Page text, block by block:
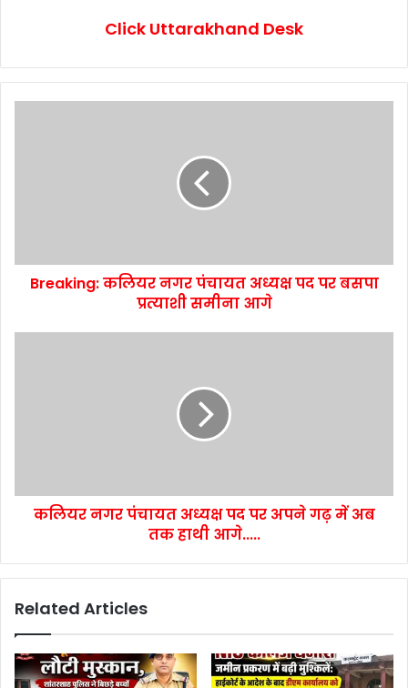
Click Uttarakhand Desk
Breaking: कलियर नगर पंचायत अध्यक्ष पद पर बसपा
प्रत्याशी समीना आगे
कलियर नगर पंचायत अध्यक्ष पद पर अपने गढ़ में अब
तक हाथी आगे.....
Related Articles